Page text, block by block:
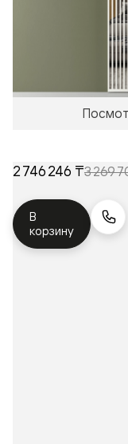
2 746 246 ₸3 269
В
корзину